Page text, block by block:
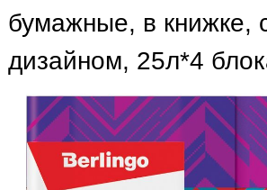
бумажные, в книжке,
дизайном, 25л*4